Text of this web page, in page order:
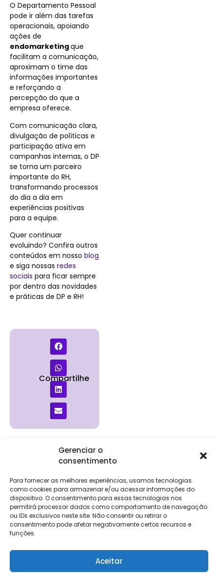
Gerenciar o
consentimento
Para fornecer as melhores experiências, usamos tecnologias
como cookies para armazenar e/ou acessar informações do
dispositivo. O consentimento para essas tecnologias nos
permitirá processar dados como comportamento de navegação
ou IDs exclusivos neste site. Não consentir ou retirar o
consentimento pode afetar negativamente certos recursos e
funções.
Aceitar
O Departamento Pessoal
pode ir além das tarefas
operacionais, apoiando
ações de
endomarketingque
facilitam a comunicação,
aproximam o time das
informações importantes
e reforçando a
percepção do que a
empresa oferece.
Com comunicação clara,
divulgação de políticas e
participação ativa em
campanhas internas, o DP
se torna um parceiro
importante do RH,
transformando processos
do dia a dia em
experiências positivas
para a equipe.
Quer continuar
evoluindo? Confira outros
conteúdos em nosso blog
e siga nossas redes
sociais para ficar sempre
por dentro das novidades
e práticas de DP e RH!
Compartilhe
Institucional
Trabalhe
Conosco
Contato
Relatório de
Salarial
Clientes
Login
Eventos
Contábeis
Holos
NG Essence
Soluções
DP e RH
NG Folha
eKeep
FisCo